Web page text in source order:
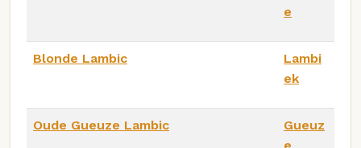
e
Blonde Lambic
Lambi
ek
Oude Gueuze Lambic
Gueuz
e